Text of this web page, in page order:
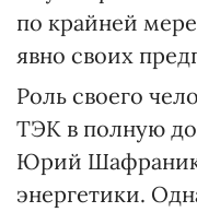
по крайней
явно своих
Роль своего
ТЭК в полную
Юрий
энергетики.